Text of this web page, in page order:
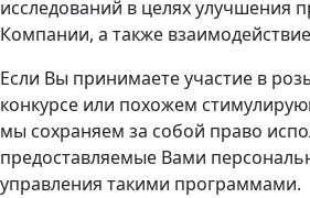
исследований в целях улучшения
Компании, а также
Если Вы принимаете участие в
конкурсе или похожем
мы сохраняем за собой право
предоставляемые Вами
управления такими программами.